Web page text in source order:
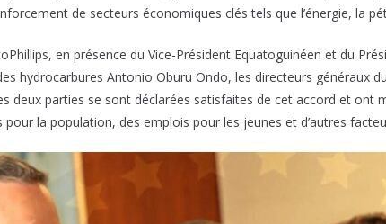
de secteurs économiques clés tels que l’énergie, la
en présence du Vice-Président Equatoguinéen et du
hydrocarbures Antonio Oburu Ondo, les directeurs généraux
deux parties se sont déclarées satisfaites de cet accord et
la population, des emplois pour les jeunes et d’autres